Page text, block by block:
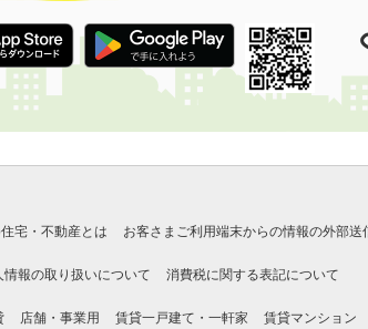
宅・不動産とは お客さまご利用端末からの情報の外部送
情報の取り扱いについて 消費税に関する表記について
店舗・事業用 賃貸一戸建て・一軒家 賃貸マンション